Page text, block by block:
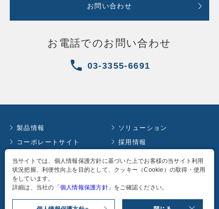
お問い合わせ
お電話でのお問い合わせ
03-3355-6691
製品情報
ソリューション
コーポレートサイト
採用情報
イベント情報
コラム
English
個人情報保護方針
当サイトでは、個人情報保護方針に基づいた上でお客様の当サイト利用
状況把握、利便性向上を目的として、クッキー（Cookie）の取得・使用
をしています。
詳細は、当社の「 個人情報保護方針」をご確認ください。